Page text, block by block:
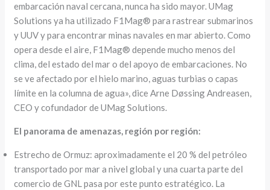
embarcación naval cercana, nunca ha sido mayor. UMag
Solutions ya ha utilizado F1Mag® para rastrear submarinos
y UUV y para encontrar minas navales en mar abierto. Como
opera desde el aire, F1Mag® depende mucho menos del
clima, del estado del mar o del apoyo de embarcaciones. No
se ve afectado por el hielo marino, aguas turbias o capas
límite en la columna de agua», dice Arne Døssing Andreasen,
CEO y cofundador de UMag Solutions.
El panorama de amenazas, región por región:
Estrecho de Ormuz: aproximadamente el 20 % del petróleo
transportado por mar a nivel global y una cuarta parte del
comercio de GNL pasa por este punto estratégico. La